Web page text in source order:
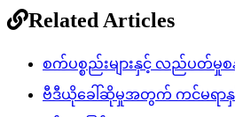
Related Articles
စက်ပစ္စည်းများနှင့် လည်ပတ်မှုစ
ဗီဒီယိုခေါ်ဆိုမှုအတွက် ကင်မရာနှ